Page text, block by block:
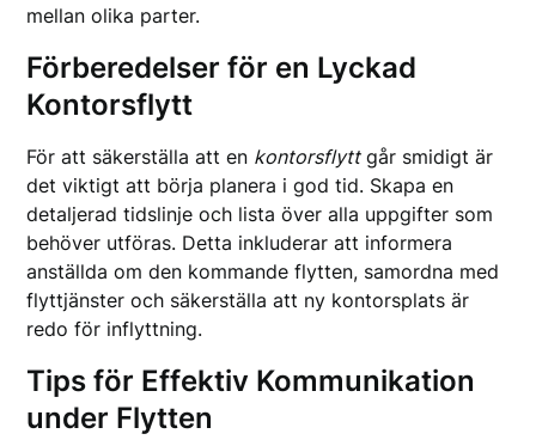
mellan olika parter.
Förberedelser för en Lyckad
Kontorsflytt
För att säkerställa att en kontorsflyttgår smidigt är
det viktigt att börja planera i god tid. Skapa en
detaljerad tidslinje och lista över alla uppgifter som
behöver utföras. Detta inkluderar att informera
anställda om den kommande flytten, samordna med
flyttjänster och säkerställa att ny kontorsplats är
redo för inflyttning.
Tips för Effektiv Kommunikation
under Flytten